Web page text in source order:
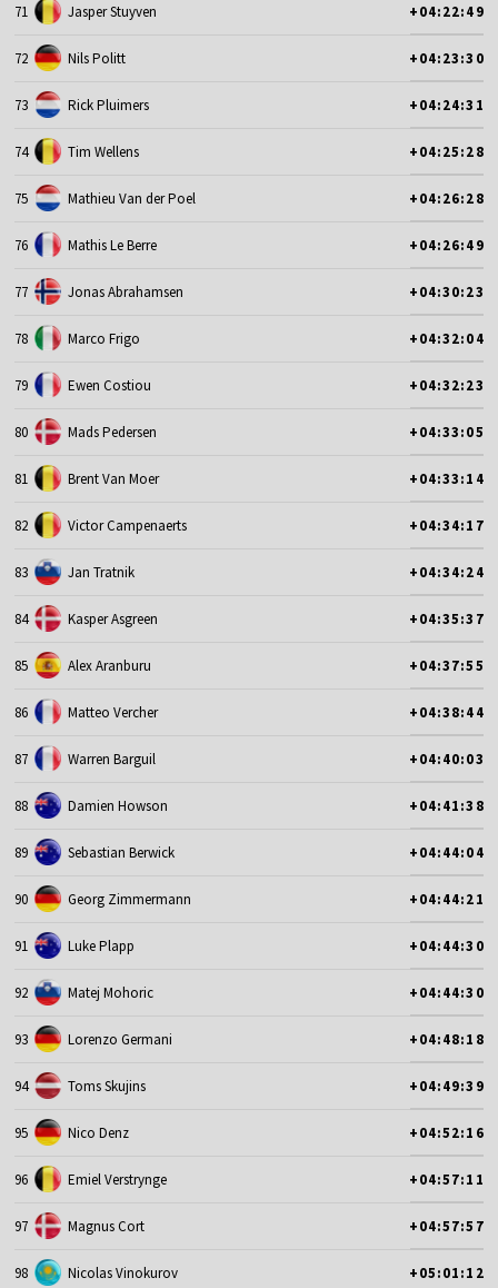
71 Jasper Stuyven +04:22:49
72 Nils Politt +04:23:30
73 Rick Pluimers +04:24:31
74 Tim Wellens +04:25:28
75 Mathieu Van der Poel +04:26:28
76 Mathis Le Berre +04:26:49
77 Jonas Abrahamsen +04:30:23
78 Marco Frigo +04:32:04
79 Ewen Costiou +04:32:23
80 Mads Pedersen +04:33:05
81 Brent Van Moer +04:33:14
82 Victor Campenaerts +04:34:17
83 Jan Tratnik +04:34:24
84 Kasper Asgreen +04:35:37
85 Alex Aranburu +04:37:55
86 Matteo Vercher +04:38:44
87 Warren Barguil +04:40:03
88 Damien Howson +04:41:38
89 Sebastian Berwick +04:44:04
90 Georg Zimmermann +04:44:21
91 Luke Plapp +04:44:30
92 Matej Mohoric +04:44:30
93 Lorenzo Germani +04:48:18
94 Toms Skujins +04:49:39
95 Nico Denz +04:52:16
96 Emiel Verstrynge +04:57:11
97 Magnus Cort +04:57:57
98 Nicolas Vinokurov +05:01:12